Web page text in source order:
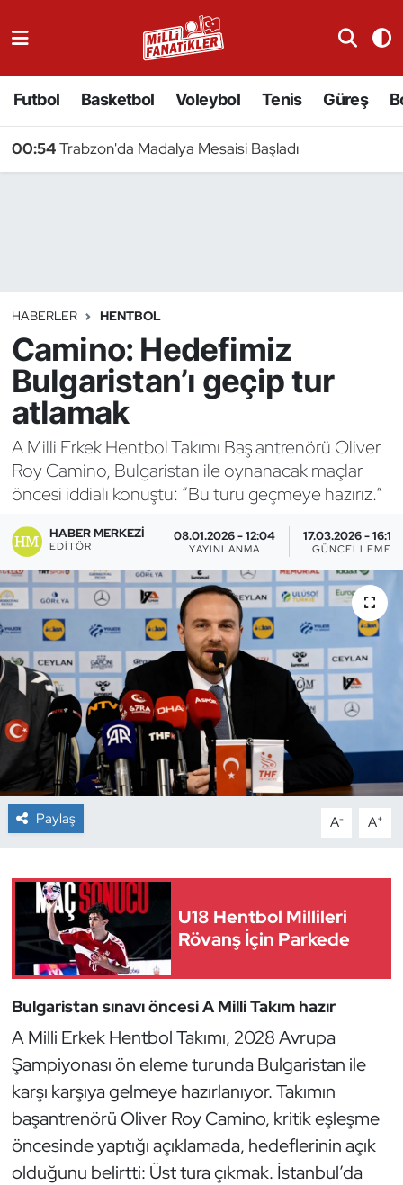
Futbol Basketbol Voleybol Tenis Güreş
00:54Trabzon'da Madalya Mesaisi Başladı
HABERLER HENTBOL
Camino: Hedefimiz
Bulgaristan’ı geçip tur
atlamak
A Milli Erkek Hentbol Takımı Baş antrenörü Oliver
Roy Camino, Bulgaristan ile oynanacak maçlar
öncesi iddialı konuştu: “Bu turu geçmeye hazırız.”
HABER MERKEZI
EDITÖR
08.01.2026 - 12:04
YAYINLANMA
17.03.2026 - 16:10
GÜNCELLEME
Paylaş A- A+
U18 Hentbol Millileri
Rövanş İçin Parkede
Bulgaristan sınavı öncesi A Milli Takım hazır
A Milli Erkek Hentbol Takımı, 2028 Avrupa
Şampiyonası ön eleme turunda Bulgaristan ile
karşı karşıya gelmeye hazırlanıyor. Takımın
başantrenörü Oliver Roy Camino, kritik eşleşme
öncesinde yaptığı açıklamada, hedeflerinin açık
olduğunu belirtti: Üst tura çıkmak. İstanbul’da
Badminton
Binicilik
Bisiklet
Boks
Briç
Buz Hokeyi
Buz Pateni
Çim Hokeyi
Cimnastik
Curling
Dağcılık
Dövüş Sanatı
E-Spor
Futbol
Futsal
Genel
Golf